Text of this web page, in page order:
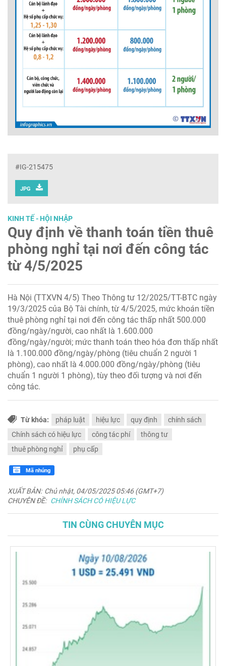
#IG-215475
JPG
KINH TẾ - HỘI NHẬP
Quy định về thanh toán tiền thuê
phòng nghỉ tại nơi đến công tác
từ 4/5/2025
Hà Nội (TTXVN 4/5) Theo Thông tư 12/2025/TT-BTC ngày
19/3/2025 của Bộ Tài chính, từ 4/5/2025, mức khoán tiền
thuê phòng nghỉ tại nơi đến công tác thấp nhất 500.000
đồng/ngày/người, cao nhất là 1.600.000
đồng/ngày/người; mức thanh toán theo hóa đơn thấp nhất
là 1.100.000 đồng/ngày/phòng (tiêu chuẩn 2 người 1
phòng), cao nhất là 4.000.000 đồng/ngày/phòng (tiêu
chuẩn 1 người 1 phòng), tùy theo đối tượng và nơi đến
công tác.
Từ khóa: pháp luật hiệu lực quy định
chính sách
Chính sách có hiệu lực
công tác phí
thông tư
thuê phòng nghỉ
phụ cấp
Mã nhúng
XUẤT BẢN: Chủ nhật, 04/05/2025 05:46 (GMT+7)
CHUYÊN ĐỀ: CHÍNH SÁCH CÓ HIỆU LỰC
TIN CÙNG CHUYÊN MỤC